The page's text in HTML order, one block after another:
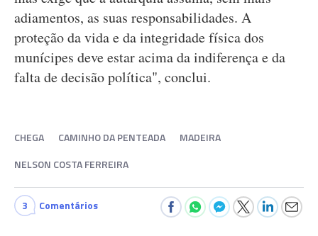
adiamentos, as suas responsabilidades. A
proteção da vida e da integridade física dos
munícipes deve estar acima da indiferença e da
falta de decisão política", conclui.
CHEGA CAMINHO DA PENTEADA
MADEIRA
NELSON COSTA FERREIRA
3 Comentários